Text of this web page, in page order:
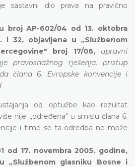
sastavni dio prava na pravično
broj AP-602/04 od 13. oktobra
i 32, objavljena u „Službenom
broj 17/06, upravni
pravosnažnog rješenja, pristup
člana 6. Evropske konvencije i
od optužbe kao rezultat
nije „određena" u smislu člana 6.
i time se ta odredba ne može
od 17. novembra 2005. godine,
„Službenom glasniku Bosne i